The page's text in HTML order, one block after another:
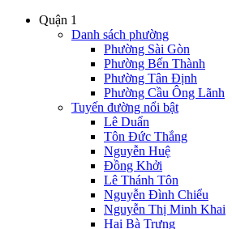
Quận 1
Danh sách phường
Phường Sài Gòn
Phường Bến Thành
Phường Tân Định
Phường Cầu Ông Lãnh
Tuyến đường nổi bật
Lê Duẩn
Tôn Đức Thắng
Nguyễn Huệ
Đồng Khởi
Lê Thánh Tôn
Nguyễn Đình Chiểu
Nguyễn Thị Minh Khai
Hai Bà Trưng